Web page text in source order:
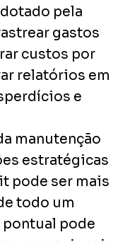
pela
gastos
custos por
relatórios em
e
manutenção
estratégicas
pode ser mais
todo um
pode